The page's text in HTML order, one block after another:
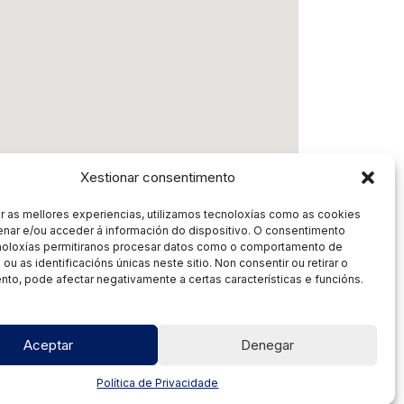
Xestionar consentimento
as mellores experiencias, utilizamos tecnoloxías como as cookies
e/ou acceder á información do dispositivo. O consentimento
permitiranos procesar datos como o comportamento de
as identificacións únicas neste sitio. Non consentir ou retirar o
pode afectar negativamente a certas características e funcións.
Aceptar Denegar
Política de Privacidade